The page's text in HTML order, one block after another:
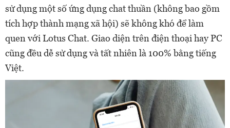
sử dụng một số ứng dụng chat thuần (không bao gồm
tích hợp thành mạng xã hội) sẽ không khó để làm
quen với Lotus Chat. Giao diện trên điện thoại hay PC
cũng đều dễ sử dụng và tất nhiên là 100% bằng tiếng
Việt.